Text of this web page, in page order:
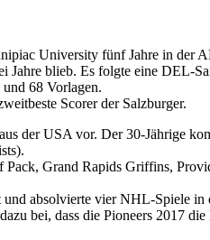
University fünf Jahre in der
blieb. Es folgte eine DEL-
68 Vorlagen.
Scorer der Salzburger.
der USA vor. Der 30-Jährige
Grand Rapids Griffins,
absolvierte vier NHL-Spiele in
bei, dass die Pioneers 2017